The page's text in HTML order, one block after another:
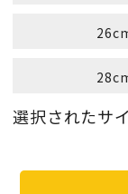
選択されたサ